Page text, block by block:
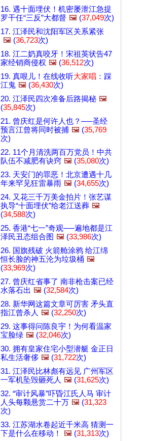
16. 遇十面埋伏！机密屡泄江急提
罗干任“三反”大都督 🖼️ (37,049次)
17. 江泽民和沈阳军区关系紧张
🖼️ (36,723次)
18. 江二奶真咬牙！宋祖英状告47
家经销商侵权 🖼️ (36,512次)
19. 真哏儿！在线收听大家唱 ：踩
江鬼 🖼️ (36,430次)
20. 江泽民四次准备后路揭秘 🖼️
(35,845次)
21. 曾庆红是何许人也？──圣经
预言江曾将同时被捕 🖼️ (35,769
次)
22. 11个月清洗两百万党员！中共
队伍不减肥有诀窍 🖼️ (35,080次)
23. 天安门的罪恶！北京遭遇十几
年来罕见狂雷暴雨 🖼️ (34,655次)
24. 又花三千万美金拍片！张艺谋
执导“十面埋伏”给老江送葬 🖼️
(34,588次)
25. 香港“七一”奇观──遍地都是江
泽民丑态组合图 🖼️ (33,986次)
26. 国旗残破 火箭舱涂鸦 给江绵
恒长脸的神五沦为垃圾桶 🖼️
(33,969次)
27. 曾庆红省事了 南非枪击案已经
水落石出 🖼️ (32,584次)
28. 新华网这篇文章可厉害 矛头直
指江曾杀人 🖼️ (32,250次)
29. 这事得问陈良宇！为何看温家
宝脸绿 🖼️ (32,046次)
30. 拥有皇家住宅小型潜艇 金正日
私生活奢侈 🖼️ (31,722次)
31. 江泽民比林彪有远见 广州军区
一军机坠毁砸死人 🖼️ (31,625次)
32. “审计风暴”吓昏江氏人马 审计
人头每颗悬赏二十万 🖼️ (31,323
次)
33. 江苏湖水卷起近千米高 猜测一
下是什么在移动！
🖼️ (31,313次)